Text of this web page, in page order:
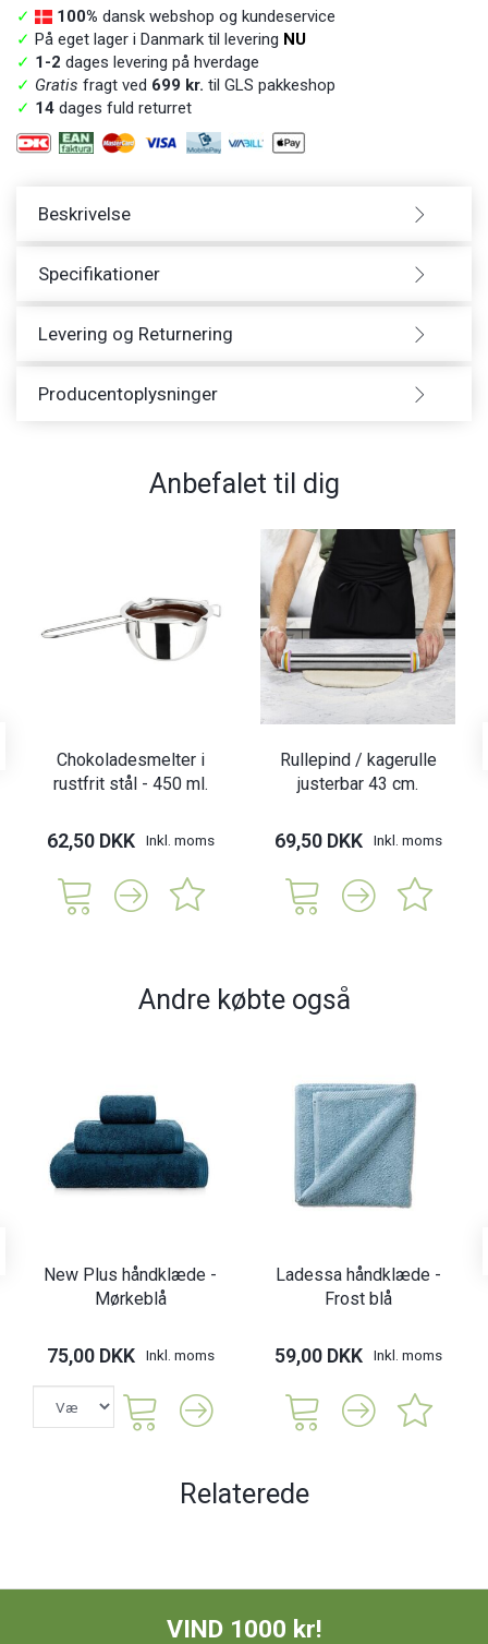
✓ 100% dansk webshop og kundeservice
✓ På eget lager i Danmark til levering NU
✓ 1-2 dages levering på hverdage
✓ Gratis fragt ved 699 kr. til GLS pakkeshop
✓ 14 dages fuld returret
Beskrivelse
Specifikationer
Levering og Returnering
Producentoplysninger
Anbefalet til dig
Chokoladesmelter i
rustfrit stål - 450 ml.
62,50 DKK Inkl. moms
Rullepind / kagerulle
justerbar 43 cm.
69,50 DKK Inkl. moms
Andre købte også
New Plus håndklæde -
Mørkeblå
75,00 DKK Inkl. moms
Ladessa håndklæde -
Frost blå
59,00 DKK Inkl. moms
Relaterede
VIND 1000 kr!